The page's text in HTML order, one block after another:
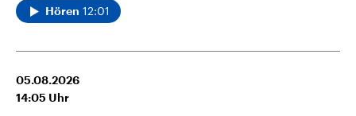
Hören 12:01
05.08.2026
14:05 Uhr